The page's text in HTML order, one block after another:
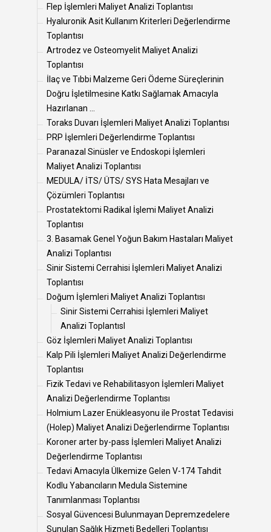
Flep İşlemleri Maliyet Analizi Toplantısı
Hyaluronik Asit Kullanım Kriterleri Değerlendirme
Toplantısı
Artrodez ve Osteomyelit Maliyet Analizi
Toplantısı
İlaç ve Tıbbi Malzeme Geri Ödeme Süreçlerinin
Doğru İşletilmesine Katkı Sağlamak Amacıyla
Hazırlanan ...
Toraks Duvarı İşlemleri Maliyet Analizi Toplantısı
PRP İşlemleri Değerlendirme Toplantısı
Paranazal Sinüsler ve Endoskopi İşlemleri
Maliyet Analizi Toplantısı
MEDULA/ İTS/ ÜTS/ SYS Hata Mesajları ve
Çözümleri Toplantısı
Prostatektomi Radikal İşlemi Maliyet Analizi
Toplantısı
3. Basamak Genel Yoğun Bakım Hastaları Maliyet
Analizi Toplantısı
Sinir Sistemi Cerrahisi İşlemleri Maliyet Analizi
Toplantısı
Doğum İşlemleri Maliyet Analizi Toplantısı
Sinir Sistemi Cerrahisi İşlemleri Maliyet
Analizi ToplantısI
Göz İşlemleri Maliyet Analizi Toplantısı
Kalp Pili İşlemleri Maliyet Analizi Değerlendirme
Toplantısı
Fizik Tedavi ve Rehabilitasyon İşlemleri Maliyet
Analizi Değerlendirme Toplantısı
Holmium Lazer Enükleasyonu ile Prostat Tedavisi
(Holep) Maliyet Analizi Değerlendirme Toplantısı
Koroner arter by-pass İşlemleri Maliyet Analizi
Değerlendirme Toplantısı
Tedavi Amacıyla Ülkemize Gelen V-174 Tahdit
Kodlu Yabancıların Medula Sistemine
Tanımlanması Toplantısı
Sosyal Güvencesi Bulunmayan Depremzedelere
Sunulan Sağlık Hizmeti Bedelleri Toplantısı